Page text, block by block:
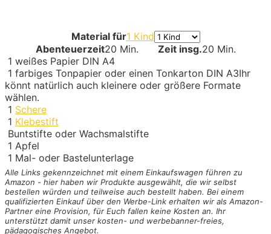
Material für1 Kind
Abenteuerzeit20 Min. Zeit insg.20 Min.
1 weißes Papier DIN A4
1 farbiges Tonpapier oder einen Tonkarton DIN A3Ihr
könnt natürlich auch kleinere oder größere Formate
wählen.
1 Schere
1 Klebestift
Buntstifte oder Wachsmalstifte
1 Apfel
1 Mal- oder Bastelunterlage
Alle Links gekennzeichnet mit einem Einkaufswagen führen zu
Amazon - hier haben wir Produkte ausgewählt, die wir selbst
bestellen würden und teilweise auch bestellt haben. Bei einem
qualifizierten Einkauf über den Werbe-Link erhalten wir als Amazon-
Partner eine Provision, für Euch fallen keine Kosten an. Ihr
unterstützt damit unser kosten- und werbebanner-freies,
pädagogisches Angebot.